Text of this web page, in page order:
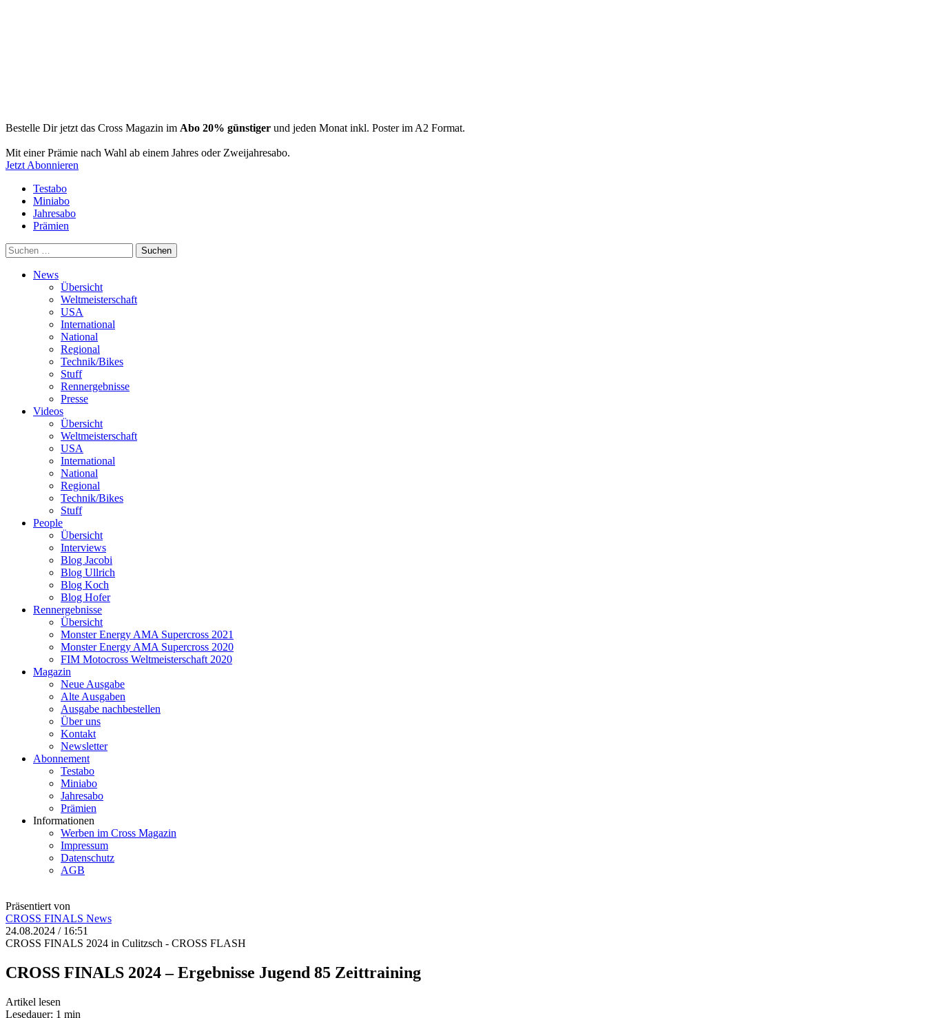
Bestelle Dir jetzt das Cross Magazin im Abo 20% günstiger und jeden Monat inkl. Poster im A2 Format.
Mit einer Prämie nach Wahl ab einem Jahres oder Zweijahresabo.
Jetzt Abonnieren
Testabo
Miniabo
Jahresabo
Prämien
Suchen
nach:
News
Übersicht
Weltmeisterschaft
USA
International
National
Regional
Technik/Bikes
Stuff
Rennergebnisse
Presse
Videos
Übersicht
Weltmeisterschaft
USA
International
National
Regional
Technik/Bikes
Stuff
People
Übersicht
Interviews
Blog Jacobi
Blog Ullrich
Blog Koch
Blog Hofer
Rennergebnisse
Übersicht
Monster Energy AMA Supercross 2021
Monster Energy AMA Supercross 2020
FIM Motocross Weltmeisterschaft 2020
Magazin
Neue Ausgabe
Alte Ausgaben
Ausgabe nachbestellen
Über uns
Kontakt
Newsletter
Abonnement
Testabo
Miniabo
Jahresabo
Prämien
Informationen
Werben im Cross Magazin
Impressum
Datenschutz
AGB
Präsentiert von
CROSS FINALS News
24.08.2024 / 16:51
CROSS FINALS 2024 in Culitzsch - CROSS FLASH
CROSS FINALS 2024 – Ergebnisse Jugend 85 Zeittraining
Artikel lesen
Lesedauer: 1 min